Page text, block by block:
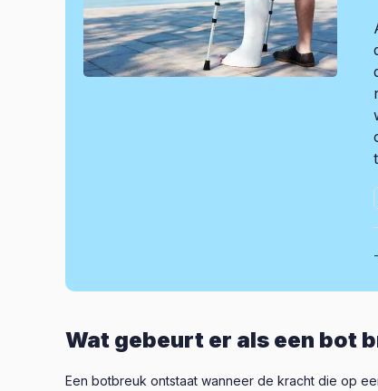
Wat gebeurt er als een bot
Een botbreuk ontstaat wanneer de kracht die op